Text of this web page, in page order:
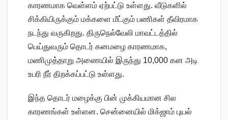
காரணமாக வெள்ளம் ஏற்பட்டு உள்ளது. வீடுகளில்
சிக்கியிருக்கும் மக்களை மீட்கும் பணிகள் தீவிரமாக
நடந்து வருகிறது. திருநெல்வேலி மாவட்டத்தில்
பெய்துவரும் தொடர் கனமழை காரணமாக,
மணிமுத்தாறு அணையில் இருந்து 10,000 கன அடி
உபரி நீர் திறக்கப்பட்டு உள்ளது.
இந்த தொடர் மழைக்கு பின் முக்கியமான சில
காரணங்கள் உள்ளன. சென்னையில் மிக்ஜாம் புயல்